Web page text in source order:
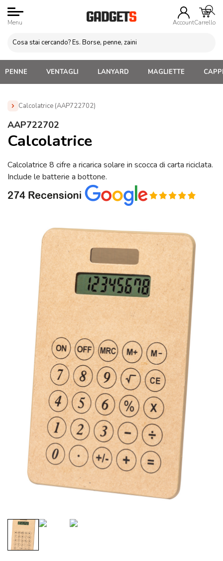
Menu AccountCarrello
PENNE VENTAGLI LANYARD MAGLIETTE
Calcolatrice (AAP722702)
Home » Gadget da Ufficio
AAP722702
Calcolatrice
Calcolatrice 8 cifre a ricarica solare in scocca di carta riciclata.
Include le batterie a bottone.